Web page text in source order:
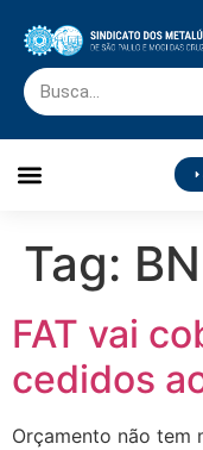
Tag:
FAT vai
cedidos
Orçamento não tem